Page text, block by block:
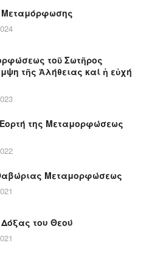
Μεταμόρφωσης
τοῦ Σωτῆρος
τῆς Ἀλήθειας καί ἡ εὐχή
της Μεταμορφώσεως
Μεταμορφώσεως
του Θεού